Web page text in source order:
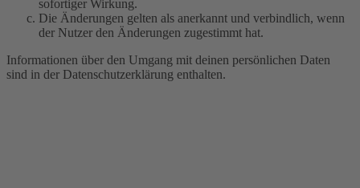
sofortiger Wirkung.
Die Änderungen gelten als anerkannt und verbindlich, wenn
der Nutzer den Änderungen zugestimmt hat.
Informationen über den Umgang mit deinen persönlichen Daten
sind in der Datenschutzerklärung enthalten.